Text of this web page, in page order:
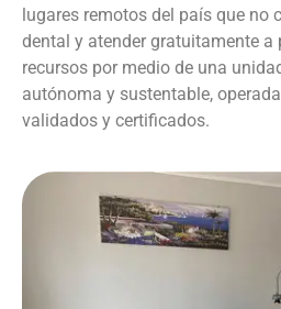
lugares remotos del país que no
dental y atender gratuitamente a
recursos por medio de una
autónoma y sustentable,
validados y certificados.